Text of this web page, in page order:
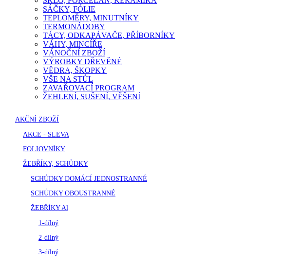
SÁČKY, FÓLIE
TEPLOMĚRY, MINUTNÍKY
TERMONÁDOBY
TÁCY, ODKAPÁVAČE, PŘÍBORNÍKY
VÁHY, MINCÍŘE
VÁNOČNÍ ZBOŽÍ
VÝROBKY DŘEVĚNÉ
VĚDRA, ŠKOPKY
VŠE NA STŮL
ZAVAŘOVACÍ PROGRAM
ŽEHLENÍ, SUŠENÍ, VĚŠENÍ
AKČNÍ ZBOŽÍ
AKCE - SLEVA
FOLIOVNÍKY
ŽEBŘÍKY, SCHŮDKY
SCHŮDKY DOMÁCÍ JEDNOSTRANNÉ
SCHŮDKY OBOUSTRANNÉ
ŽEBŘÍKY Al
1-dílný
2-dílný
3-dílný